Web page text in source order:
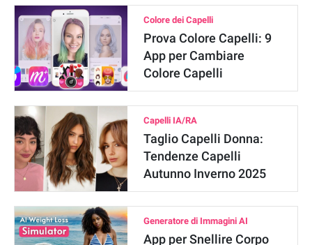
Colore dei Capelli
Prova Colore Capelli: 9
App per Cambiare
Colore Capelli
Capelli IA/RA
Taglio Capelli Donna:
Tendenze Capelli
Autunno Inverno 2025
Generatore di Immagini AI
App per Snellire Corpo